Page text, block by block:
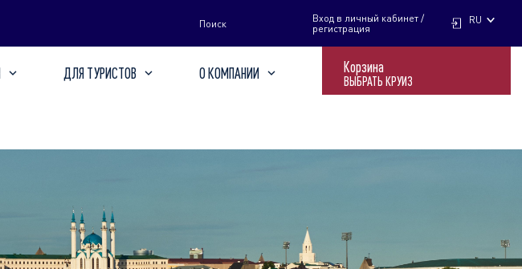
Поиск
Вход в личный кабинет /
регистрация
RU
ДЛЯ ТУРИСТОВ О КОМПАНИИ Корзина
ВЫБРАТЬ КРУИЗ